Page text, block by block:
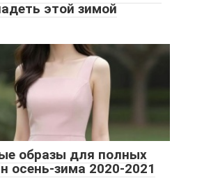
этой зимой
образы для полных
осень-зима 2020-2021